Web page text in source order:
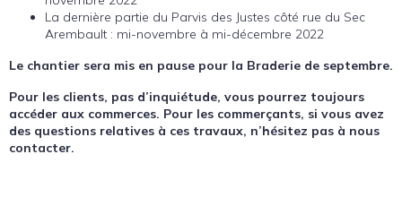
La dernière partie du Parvis des Justes côté rue du Sec
Arembault : mi-novembre à mi-décembre 2022
Le chantier sera mis en pause pour la Braderie de septembre.
Pour les clients, pas d’inquiétude, vous pourrez toujours
accéder aux commerces. Pour les commerçants, si vous avez
des questions relatives à ces travaux, n’hésitez pas à nous
contacter.